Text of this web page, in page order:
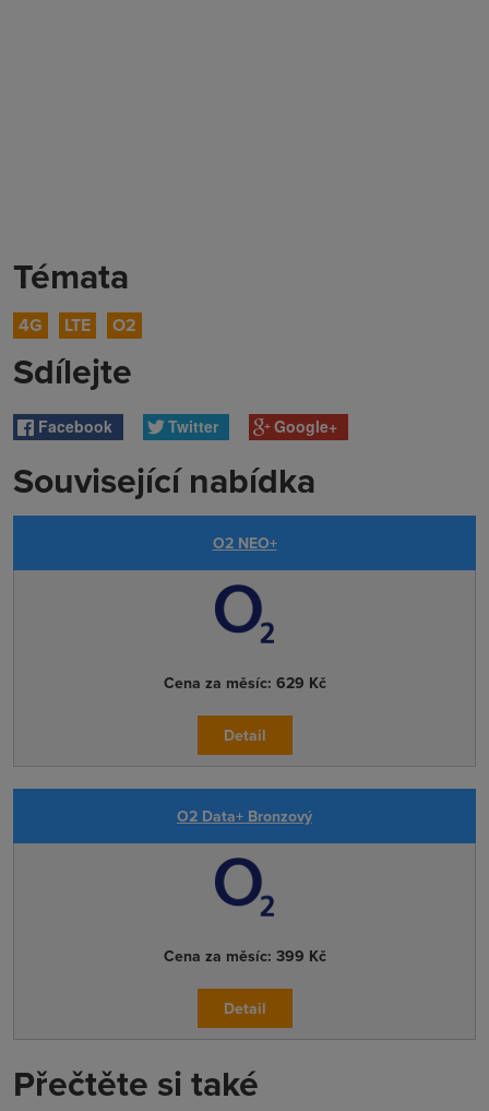
Témata
4G LTE O2
Sdílejte
Facebook Twitter Google+
Související nabídka
O2 NEO+
Cena za měsíc: 629 Kč
Detail
O2 Data+ Bronzový
Cena za měsíc: 399 Kč
Detail
Přečtěte si také